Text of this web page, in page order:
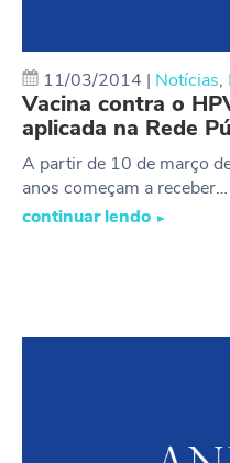
11/03/2014 | Notícias,
Vacina contra o
aplicada na Rede
A partir de 10 de março
anos começam a receber…
continuar lendo ►